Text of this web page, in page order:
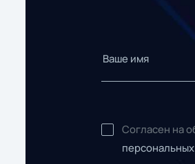
Согласен на